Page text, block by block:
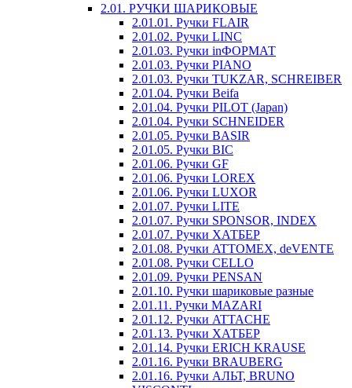
2.01. РУЧКИ ШАРИКОВЫЕ
2.01.01. Ручки FLAIR
2.01.02. Ручки LINC
2.01.03. Ручки inФОРМАТ
2.01.03. Ручки PIANO
2.01.03. Ручки TUKZAR, SCHREIBER
2.01.04. Ручки Beifa
2.01.04. Ручки PILOT (Japan)
2.01.04. Ручки SCHNEIDER
2.01.05. Ручки BASIR
2.01.05. Ручки BIC
2.01.06. Ручки GF
2.01.06. Ручки LOREX
2.01.06. Ручки LUXOR
2.01.07. Ручки LITE
2.01.07. Ручки SPONSOR, INDEX
2.01.07. Ручки ХАТБЕР
2.01.08. Ручки ATTOMEX, deVENTE
2.01.08. Ручки CELLO
2.01.09. Ручки PENSAN
2.01.10. Ручки шариковые разные
2.01.11. Ручки MAZARI
2.01.12. Ручки ATTACHE
2.01.13. Ручки ХАТБЕР
2.01.14. Ручки ERICH KRAUSE
2.01.16. Ручки BRAUBERG
2.01.16. Ручки АЛЬТ, BRUNO